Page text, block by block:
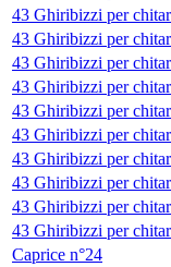
43 Ghiribizzi per
43 Ghiribizzi per
43 Ghiribizzi per
43 Ghiribizzi per
43 Ghiribizzi per
43 Ghiribizzi per
43 Ghiribizzi per
43 Ghiribizzi per
43 Ghiribizzi per
43 Ghiribizzi per
Caprice n°24